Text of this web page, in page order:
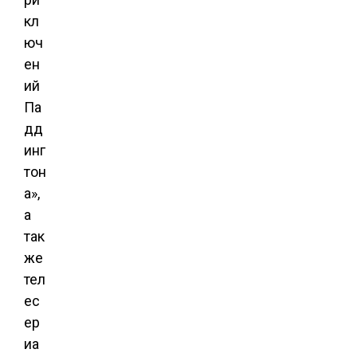
кл
юч
ен
ий
Па
дд
инг
тон
а»,
а
так
же
тел
ес
ер
иа